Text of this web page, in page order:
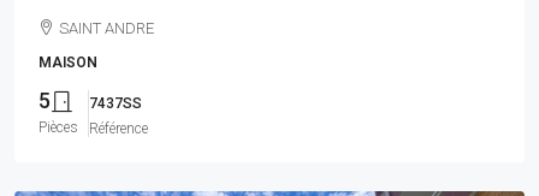
SAINT ANDRE
MAISON
5
Pièces
7437SS
Référence